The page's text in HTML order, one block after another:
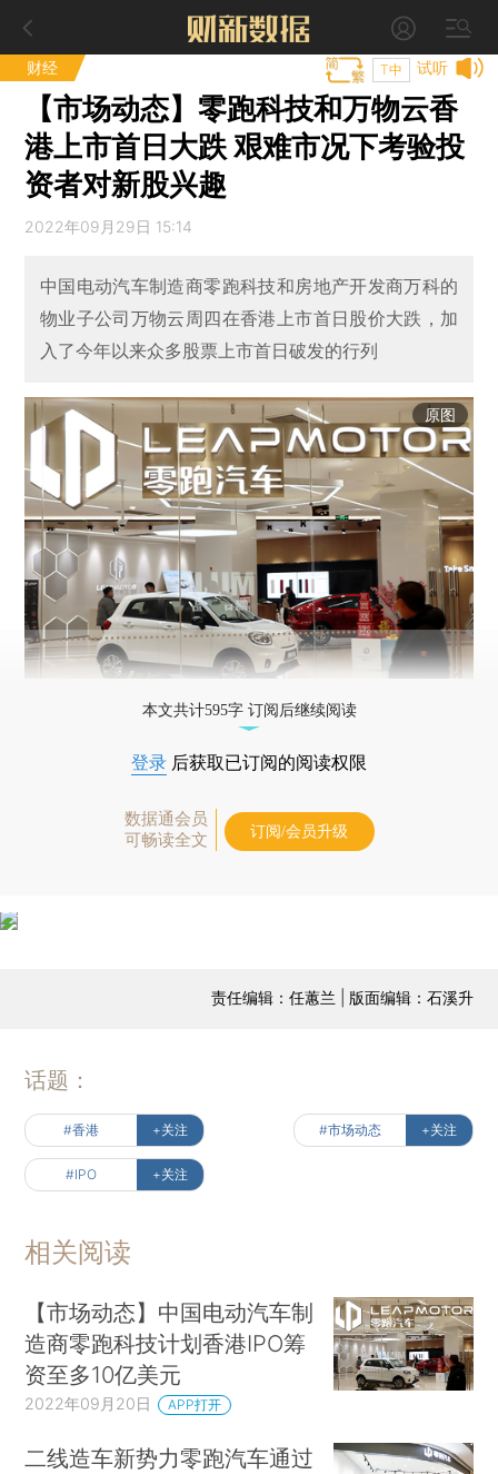
财经 试听
T中
【市场动态】零跑科技和万物云香
港上市首日大跌 艰难市况下考验投
资者对新股兴趣
2022年09月29日 15:14
中国电动汽车制造商零跑科技和房地产开发商万科的
物业子公司万物云周四在香港上市首日股价大跌，加
入了今年以来众多股票上市首日破发的行列
原图
本文共计595字 订阅后继续阅读
登录 后获取已订阅的阅读权限
数据通会员
可畅读全文
订阅/会员升级
责任编辑：任蕙兰 | 版面编辑：石溪升
话题：
#香港 +关注 #市场动态 +关注
#IPO +关注
相关阅读
【市场动态】中国电动汽车制
造商零跑科技计划香港IPO筹
资至多10亿美元
2022年09月20日 APP打开
二线造车新势力零跑汽车通过